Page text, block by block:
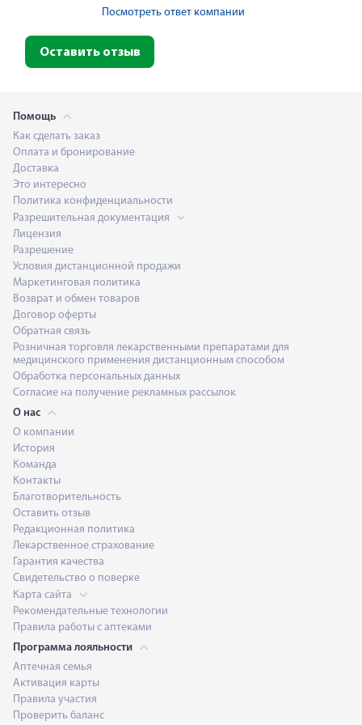
Посмотреть ответ компании
Оставить отзыв
Помощь
Как сделать заказ
Оплата и бронирование
Доставка
Это интересно
Политика конфиденциальности
Разрешительная документация
Лицензия
Разрешение
Условия дистанционной продажи
Маркетинговая политика
Возврат и обмен товаров
Договор оферты
Обратная связь
Розничная торговля лекарственными препаратами для
медицинского применения дистанционным способом
Обработка персональных данных
Согласие на получение рекламных рассылок
О нас
О компании
История
Команда
Контакты
Благотворительность
Оставить отзыв
Редакционная политика
Лекарственное страхование
Гарантия качества
Свидетельство о поверке
Карта сайта
Рекомендательные технологии
Правила работы с аптеками
Программа лояльности
Аптечная семья
Активация карты
Правила участия
Проверить баланс